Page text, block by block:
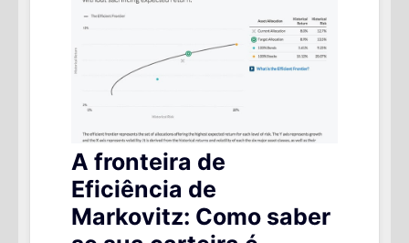
A fronteira de
Eficiência de
Markovitz: Como saber